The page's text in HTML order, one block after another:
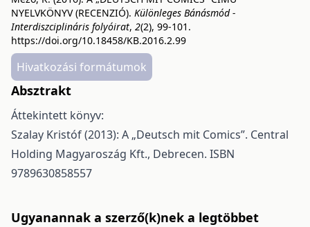
NYELVKÖNYV (RECENZIÓ). Különleges Bánásmód -
Interdiszciplináris folyóirat, 2(2), 99-101.
https://doi.org/10.18458/KB.2016.2.99
Hivatkozási formátumok
Absztrakt
Áttekintett könyv:
Szalay Kristóf (2013): A „Deutsch mit Comics”. Central
Holding Magyaroszág Kft., Debrecen. ISBN
9789630858557
Ugyanannak a szerző(k)nek a legtöbbet